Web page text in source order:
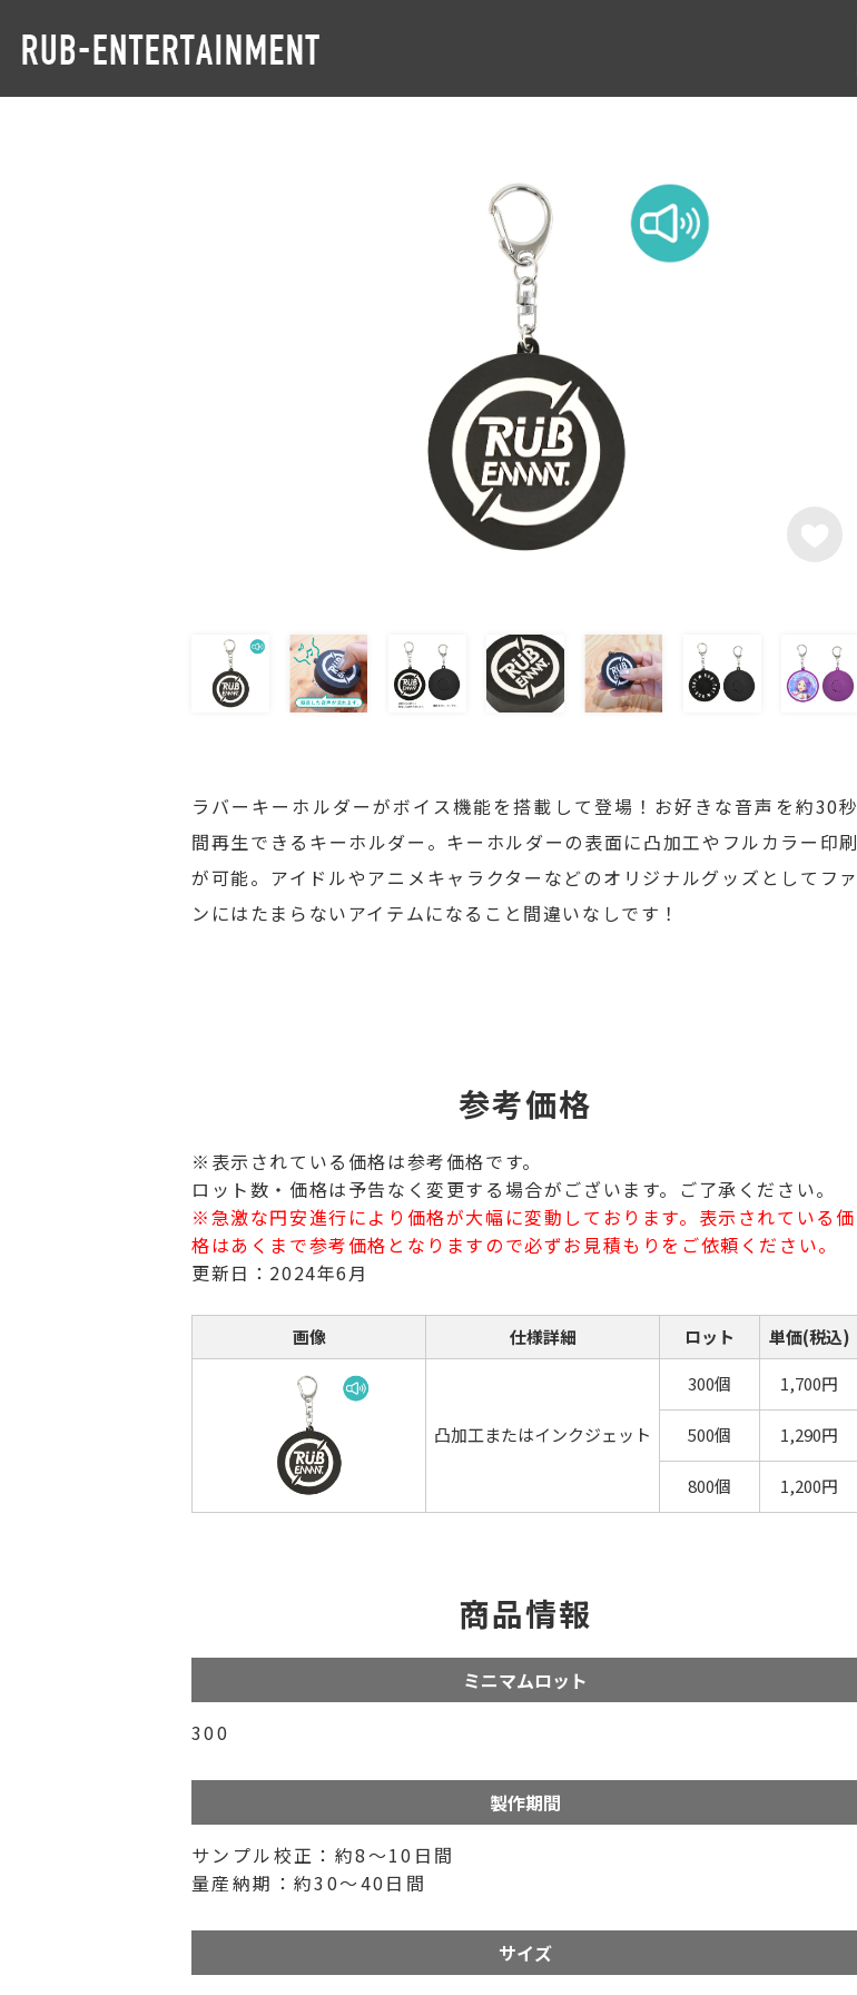
ラバーキーホルダーがボイス機能を搭載して登場！お好きな音声を約30秒
間再生できるキーホルダー。キーホルダーの表面に凸加工やフルカラー印刷
が可能。アイドルやアニメキャラクターなどのオリジナルグッズとしてファ
ンにはたまらないアイテムになること間違いなしです！
参考価格
※表示されている価格は参考価格です。
ロット数・価格は予告なく変更する場合がございます。ご了承ください。
※急激な円安進行により価格が大幅に変動しております。表示されている価
格はあくまで参考価格となりますので必ずお見積もりをご依頼ください。
更新日：2024年6月
画像 仕様詳細 ロット 単価(税込)
凸加工またはインクジェット
300個 1,700円
500個 1,290円
800個 1,200円
商品情報
ミニマムロット
300
製作期間
サンプル校正：約8〜10日間
量産納期：約30〜40日間
サイズ